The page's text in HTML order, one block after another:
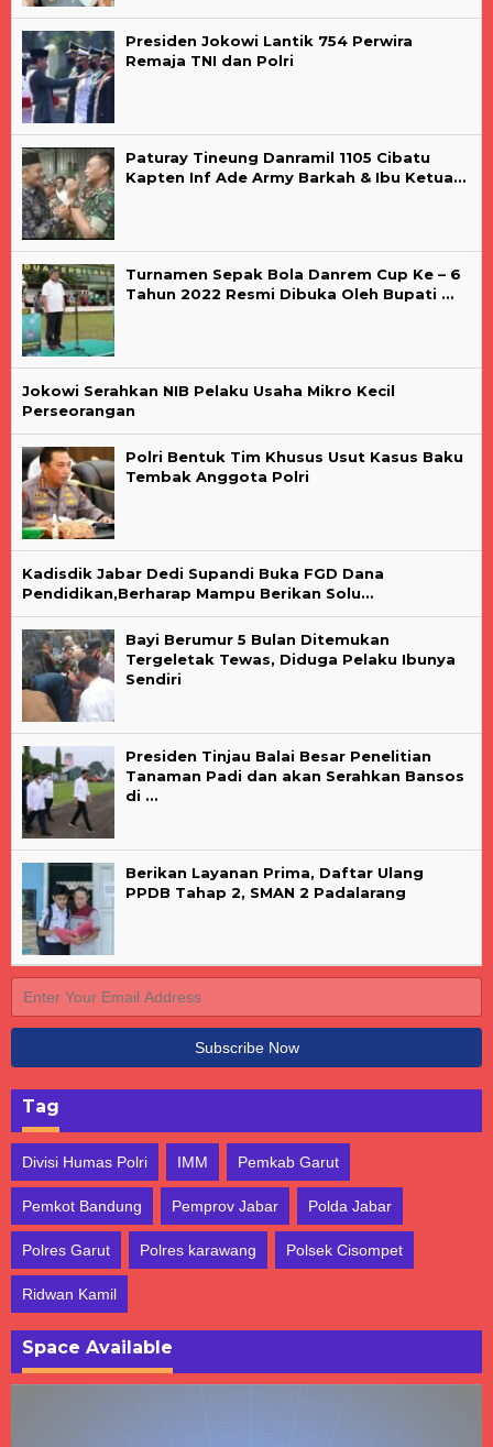
Presiden Jokowi Lantik 754 Perwira
Remaja TNI dan Polri
Paturay Tineung Danramil 1105 Cibatu
Kapten Inf Ade Army Barkah & Ibu Ketua…
Turnamen Sepak Bola Danrem Cup Ke – 6
Tahun 2022 Resmi Dibuka Oleh Bupati …
Jokowi Serahkan NIB Pelaku Usaha Mikro Kecil
Perseorangan
Polri Bentuk Tim Khusus Usut Kasus Baku
Tembak Anggota Polri
Kadisdik Jabar Dedi Supandi Buka FGD Dana
Pendidikan,Berharap Mampu Berikan Solu…
Bayi Berumur 5 Bulan Ditemukan
Tergeletak Tewas, Diduga Pelaku Ibunya
Sendiri
Presiden Tinjau Balai Besar Penelitian
Tanaman Padi dan akan Serahkan Bansos
di …
Berikan Layanan Prima, Daftar Ulang
PPDB Tahap 2, SMAN 2 Padalarang
Tag
Divisi Humas Polri IMM Pemkab Garut
Pemkot Bandung Pemprov Jabar Polda Jabar
Polres Garut Polres karawang Polsek Cisompet
Ridwan Kamil
Space Available